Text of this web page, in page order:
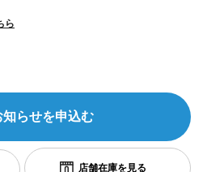
ら
知らせを申込む